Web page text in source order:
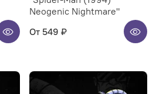
Neogenic Nightmare"
От 549 ₽